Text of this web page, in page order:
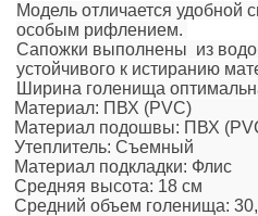
Модель отличается удобной
особым рифлением.
Сапожки выполнены из
устойчивого к истиранию
Ширина голенища
Материал: ПВХ (PVC)
Материал подошвы: ПВХ
Утеплитель: Съемный
Материал подкладки: Флис
Средняя высота: 18 см
Средний объем голенища: